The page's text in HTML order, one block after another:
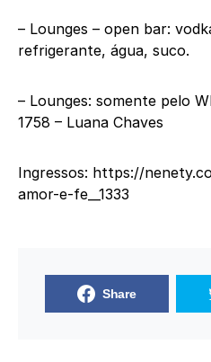
– Lounges – open bar:
refrigerante, água, suco.
– Lounges: somente pelo
1758 – Luana Chaves
Ingressos: https://
amor-e-fe__1333
Share